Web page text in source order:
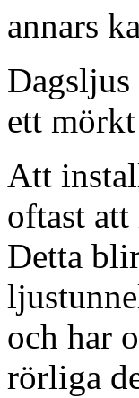
annars
ett
Att
oftast att
Detta
och har
rörliga